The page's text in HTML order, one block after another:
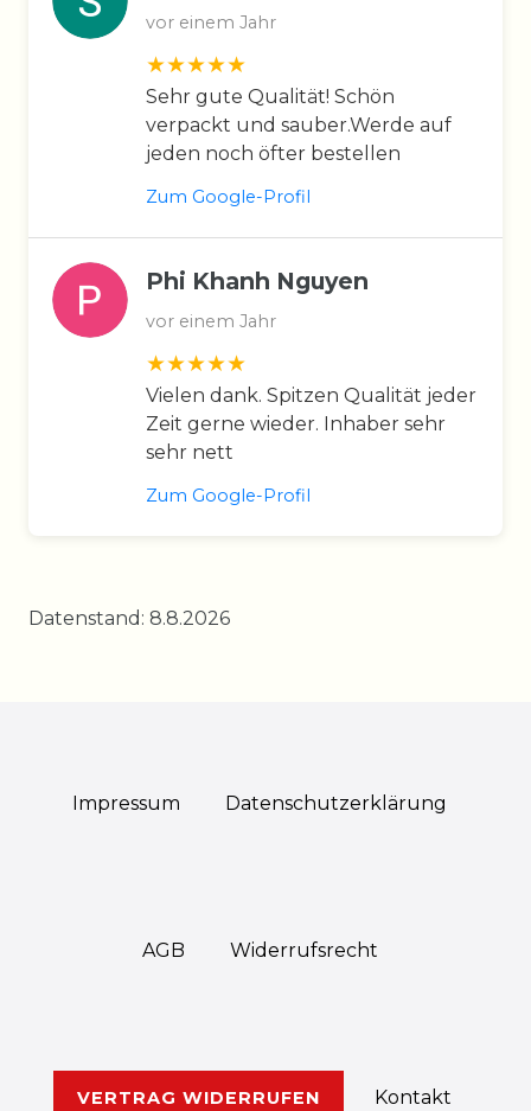
vor einem Jahr
Sehr gute Qualität! Schön
verpackt und sauber.Werde auf
jeden noch öfter bestellen
Zum Google-Profil
Phi Khanh Nguyen
vor einem Jahr
Vielen dank. Spitzen Qualität jeder
Zeit gerne wieder. Inhaber sehr
sehr nett
Zum Google-Profil
Datenstand: 8.8.2026
Impressum Daten­schutz­erklärung
AGB Widerrufs­recht
VERTRAG WIDERRUFEN Kontakt